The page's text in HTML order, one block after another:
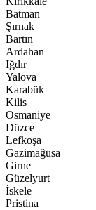
Batman
Şırnak
Bartın
Ardahan
Iğdır
Yalova
Karabük
Kilis
Osmaniye
Düzce
Lefkoşa
Gazimağusa
Girne
Güzelyurt
İskele
Pristina